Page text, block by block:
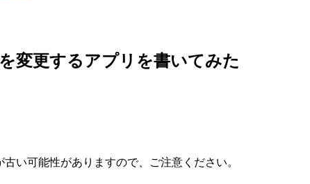
変更するアプリを書いてみた
い可能性がありますので、ご注意ください。